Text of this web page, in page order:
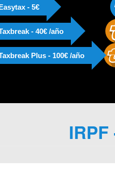
- 5€
- 40€ /año
Plus - 100€ /año